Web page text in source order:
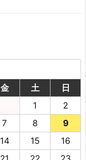
金 土
日
1
2
7 8
9
14 15
16